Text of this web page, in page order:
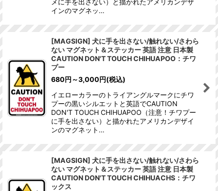
メに手を出さない）と描かれたアメリカンデザ
インのマグネッ…
[MAGSIGN] 犬に手を出さない/触れない/さわら
ない マグネット＆ステッカー 英語 注意 日本製
CAUTION DON'T TOUCH CHIHUAPOO：チワ
プー
680円 ～3,000円(税込)
イエローカラーのトライアングルマークにチワ
プーの黒いシルエットと英語でCAUTION
DON'T TOUCH CHIHUAPOO（注意！チワプー
に手を出さない）と描かれたアメリカンデザイ
ンのマグネット…
[MAGSIGN] 犬に手を出さない/触れない/さわら
ない マグネット＆ステッカー 英語 注意 日本製
CAUTION DON'T TOUCH CHIHUACHS：チワ
ックス